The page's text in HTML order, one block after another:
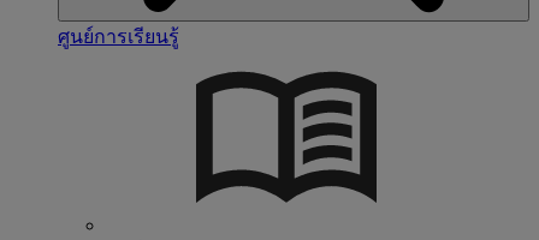
ศูนย์การเรียนรู้